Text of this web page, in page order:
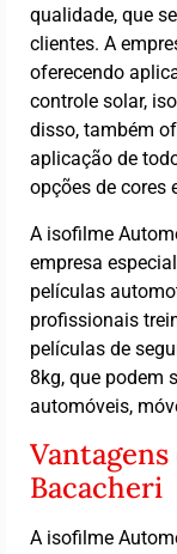
qualidade, que
clientes. A
oferecendo
controle solar,
disso, também
aplicação de
opções de cores
A isofilme
empresa
películas
profissionais
películas de
8kg, que podem
automóveis,
Bacacheri
A isofilme